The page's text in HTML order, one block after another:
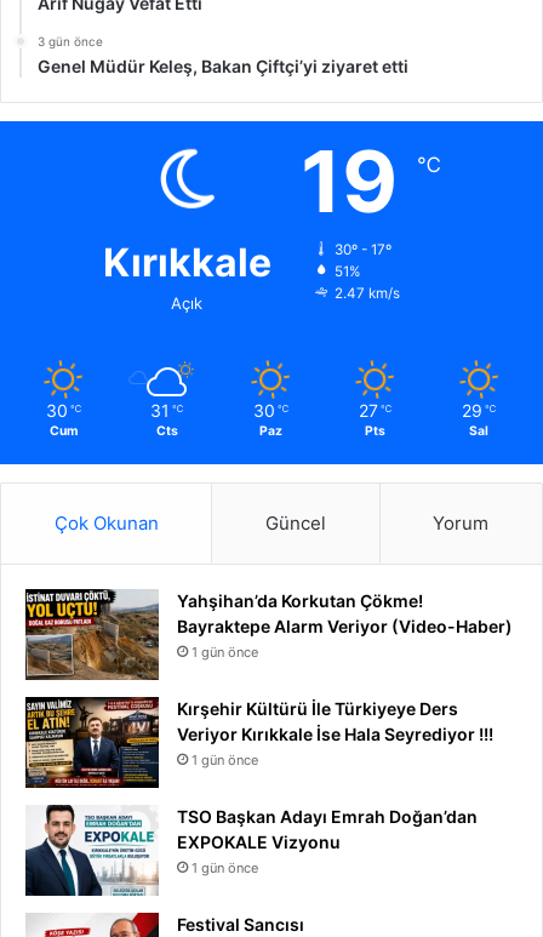
3 gün önce
Genel Müdür Keleş, Bakan Çiftçi’yi ziyaret etti
Kırıkkale
Açık
19 ℃
30º - 17º
51%
2.47 km/s
30 ℃
Cum
31 ℃
Cts
30 ℃
Paz
27 ℃
Pts
29 ℃
Sal
Çok Okunan Güncel Yorum
Yahşihan’da Korkutan Çökme!
Bayraktepe Alarm Veriyor (Video-Haber)
1 gün önce
Kırşehir Kültürü İle Türkiyeye Ders
Veriyor Kırıkkale İse Hala Seyrediyor !!!
1 gün önce
TSO Başkan Adayı Emrah Doğan’dan
EXPOKALE Vizyonu
1 gün önce
Festival Sancısı